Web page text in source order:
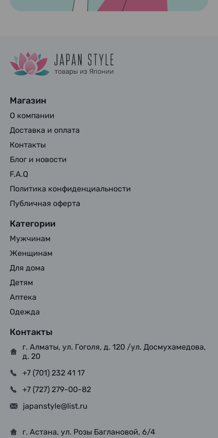
Магазин
О компании
Доставка и оплата
Контакты
Блог и новости
F.A.Q
Политика конфиденциальности
Публичная оферта
Категории
Мужчинам
Женщинам
Для дома
Детям
Аптека
Одежда
Контакты
г. Алматы, ул. Гоголя, д. 120 /ул. Досмухамедова,
д. 20
+7 (701) 232 41 17
+7 (727) 279-00-82
japanstyle@list.ru
г. Астана, ул. Розы Баглановой, 6/4